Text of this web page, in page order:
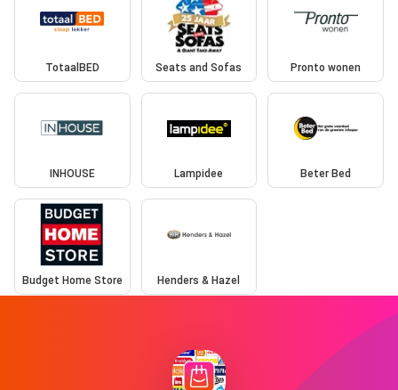
TotaalBED Seats and Sofas Pronto wonen
INHOUSE Lampidee Beter Bed
Budget Home Store Henders & Hazel